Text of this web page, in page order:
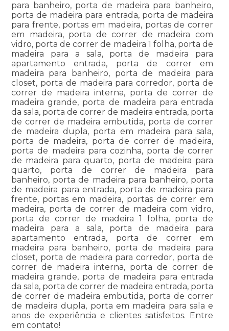
para banheiro, porta de madeira para banheiro,
porta de madeira para entrada, porta de madeira
para frente, portas em madeira, portas de correr
em madeira, porta de correr de madeira com
vidro, porta de correr de madeira 1 folha, porta de
madeira para a sala, porta de madeira para
apartamento entrada, porta de correr em
madeira para banheiro, porta de madeira para
closet, porta de madeira para corredor, porta de
correr de madeira interna, porta de correr de
madeira grande, porta de madeira para entrada
da sala, porta de correr de madeira entrada, porta
de correr de madeira embutida, porta de correr
de madeira dupla, porta em madeira para sala,
porta de madeira, porta de correr de madeira,
porta de madeira para cozinha, porta de correr
de madeira para quarto, porta de madeira para
quarto, porta de correr de madeira para
banheiro, porta de madeira para banheiro, porta
de madeira para entrada, porta de madeira para
frente, portas em madeira, portas de correr em
madeira, porta de correr de madeira com vidro,
porta de correr de madeira 1 folha, porta de
madeira para a sala, porta de madeira para
apartamento entrada, porta de correr em
madeira para banheiro, porta de madeira para
closet, porta de madeira para corredor, porta de
correr de madeira interna, porta de correr de
madeira grande, porta de madeira para entrada
da sala, porta de correr de madeira entrada, porta
de correr de madeira embutida, porta de correr
de madeira dupla, porta em madeira para sala e
anos de experiência e clientes satisfeitos. Entre
em contato!